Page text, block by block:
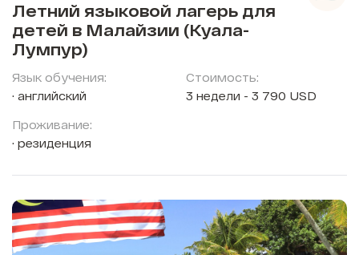
Летний языковой лагерь для
детей в Малайзии (Куала-
Лумпур)
Язык обучения:
английский
Проживание:
резиденция
Стоимость:
3 недели - 3 790 USD